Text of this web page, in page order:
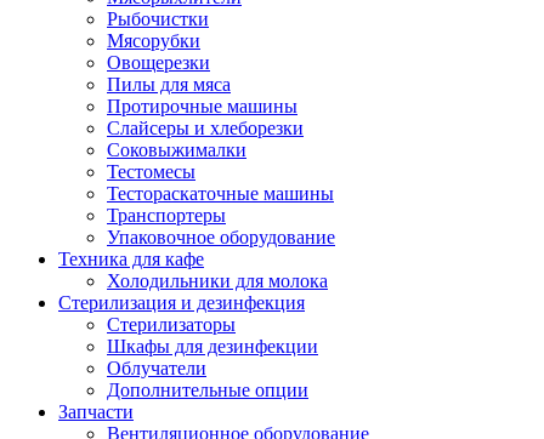
Рыбочистки
Мясорубки
Овощерезки
Пилы для мяса
Протирочные машины
Слайсеры и хлеборезки
Соковыжималки
Тестомесы
Тестораскаточные машины
Транспортеры
Упаковочное оборудование
Техника для кафе
Холодильники для молока
Стерилизация и дезинфекция
Стерилизаторы
Шкафы для дезинфекции
Облучатели
Дополнительные опции
Запчасти
Вентиляционное оборудование